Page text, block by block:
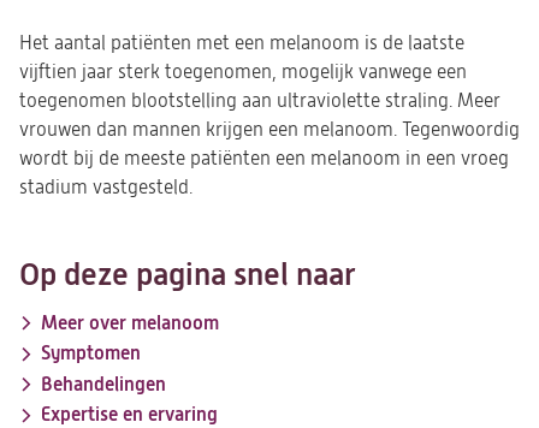
Het aantal patiënten met een melanoom is de laatste
vijftien jaar sterk toegenomen, mogelijk vanwege een
toegenomen blootstelling aan ultraviolette straling. Meer
vrouwen dan mannen krijgen een melanoom. Tegenwoordig
wordt bij de meeste patiënten een melanoom in een vroeg
stadium vastgesteld.
Op deze pagina snel naar
Meer over melanoom
Symptomen
Behandelingen
Expertise en ervaring